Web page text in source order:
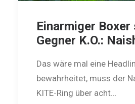
Einarmiger
Gegner K.O.:
Das wäre mal eine
bewahrheitet, muss der
KITE-Ring über acht…